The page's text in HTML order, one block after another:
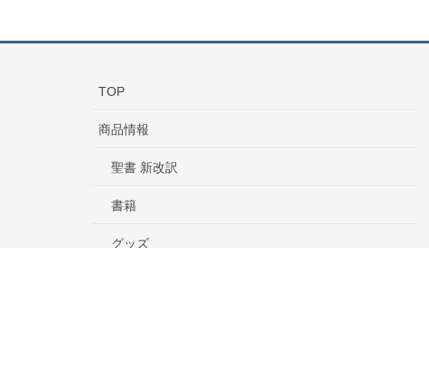
TOP
商品情報
聖書 新改訳
書籍
グッズ